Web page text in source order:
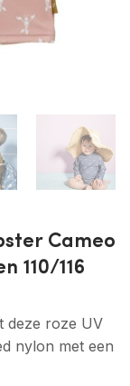
Cameo
110/116
deze roze UV
nylon met een